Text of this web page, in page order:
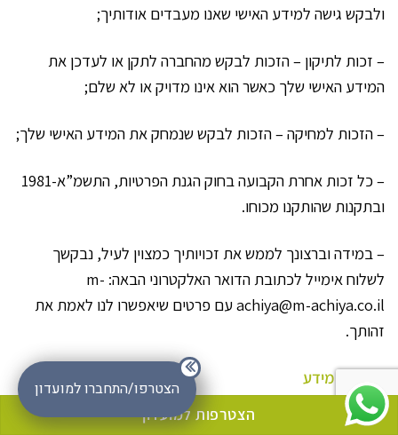
ולבקש גישה למידע האישי שאנו מעבדים אודותיך;
– זכות לתיקון – הזכות לבקש מהחברה לתקן או לעדכן את
המידע האישי שלך כאשר הוא אינו מדויק או לא שלם;
– הזכות למחיקה – הזכות לבקש שנמחק את המידע האישי שלך;
– כל זכות אחרת הקבועה בחוק הגנת הפרטיות, התשמ”א-1981
ובתקנות שהותקנו מכוחו.
– במידה וברצונך לממש את זכויותיך כמצוין לעיל, נבקשך
לשלוח אימייל לכתובת הדואר האלקטרוני הבאה: m-
achiya@m-achiya.co.il עם פרטים שיאפשרו לנו לאמת את
זהותך.
אבטחת מידע
– אנו משקיעים מאמצים סבירים ביישום ובשמירה על אבטחת
הצטרפות למועדון
הצטרפו/התחברו למועדון